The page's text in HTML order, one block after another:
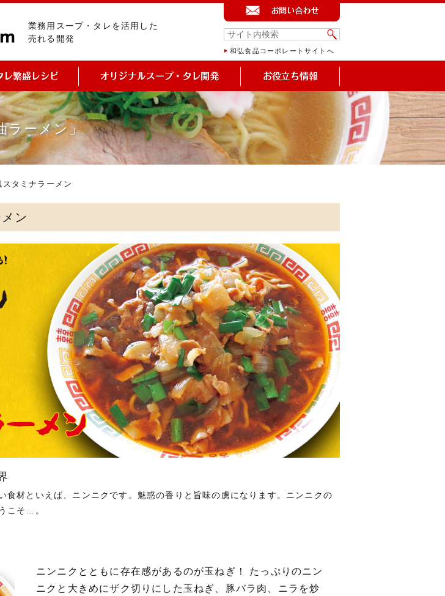
業務用スープ・タレを活用した
売れる開発
和弘食品コーポレートサイトへ
ラーメン」
タミナラーメン
ン
食材といえば、ニンニクです。魅惑の香りと旨味の虜になります。ニンニクの
こそ…。
ニンニクとともに存在感があるのが玉ねぎ！ たっぷりのニン
ニクと大きめにザク切りにした玉ねぎ、豚バラ肉、ニラを炒